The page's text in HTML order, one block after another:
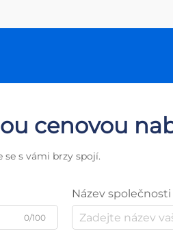
cenovou
se s vámi brzy spojí.
0/100
Název společnosti